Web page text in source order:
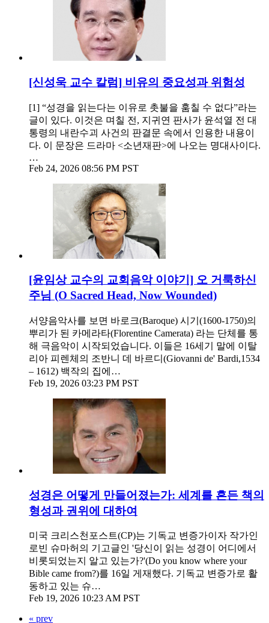
[신성욱 교수 칼럼] 비유의 중요성과 위험성
[1] “성경을 읽는다는 이유로 촛불을 훔칠 수 없다”라는
글이 있다. 이것은 며칠 전, 지귀연 판사가 윤석열 전 대
통령의 내란수괴 사건의 판결문 속에서 인용한 내용이
다. 이 문장은 드라마 <소년재판>에 나오는 명대사이다.
…
Feb 24, 2026 08:56 PM PST
[윤임상 교수의 교회음악 이야기] 오 거룩하신
주님 (O Sacred Head, Now Wounded)
서양음악사를 보면 바로크(Baroque) 시기(1600-1750)의
뿌리가 된 카메라타(Florentine Camerata) 라는 단체를 통
해 극음악이 시작되었습니다. 이들은 16세기 말에 이탈
리아 피렌체의 조반니 데 바르디(Giovanni de' Bardi,1534
– 1612) 백작의 집에…
Feb 19, 2026 03:23 PM PST
성경은 어떻게 만들어졌는가: 세계를 흔든 책의
형성과 권위에 대하여
미국 크리스천포스트(CP)는 기독교 변증가이자 작가인
로빈 슈마허의 기고글인 '당신이 읽는 성경이 어디에서
비롯되었는지 알고 있는가?'(Do you know where your
Bible came from?)를 16일 게재했다. 기독교 변증가로 활
동하고 있는 슈…
Feb 19, 2026 10:23 AM PST
« prev